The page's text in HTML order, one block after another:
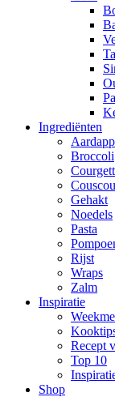
Ingrediënten
Broccoli
Gehakt
Noedels
Pasta
Rijst
Wraps
Zalm
Inspiratie
Recept
Top 10
Shop